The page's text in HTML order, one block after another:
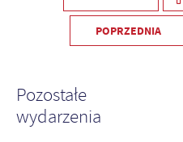
POPRZEDNIA
Pozostałe
wydarzenia